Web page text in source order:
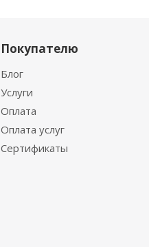
Покупателю
Блог
Услуги
Оплата
Оплата услуг
Сертификаты